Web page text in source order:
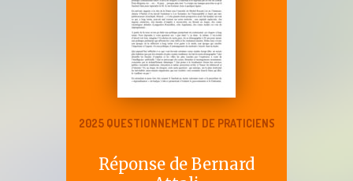
2025 QUESTIONNEMENT DE PRATICIENS
Réponse de Bernard